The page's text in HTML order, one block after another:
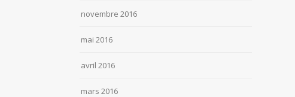
novembre 2016
mai 2016
avril 2016
mars 2016